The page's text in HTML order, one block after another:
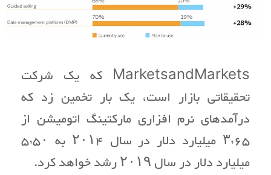
MarketsandMarkets که یک شرکت
تحقیقاتی بازار است، یک بار تخمین زد که
درآمدهای نرم افزاری مارکتینگ اتومیشن از
۳٫۶۵ میلیارد دلار در سال ۲۰۱۴ به ۵٫۵۰
میلیارد دلار در سال ۲۰۱۹ رشد خواهد کرد.